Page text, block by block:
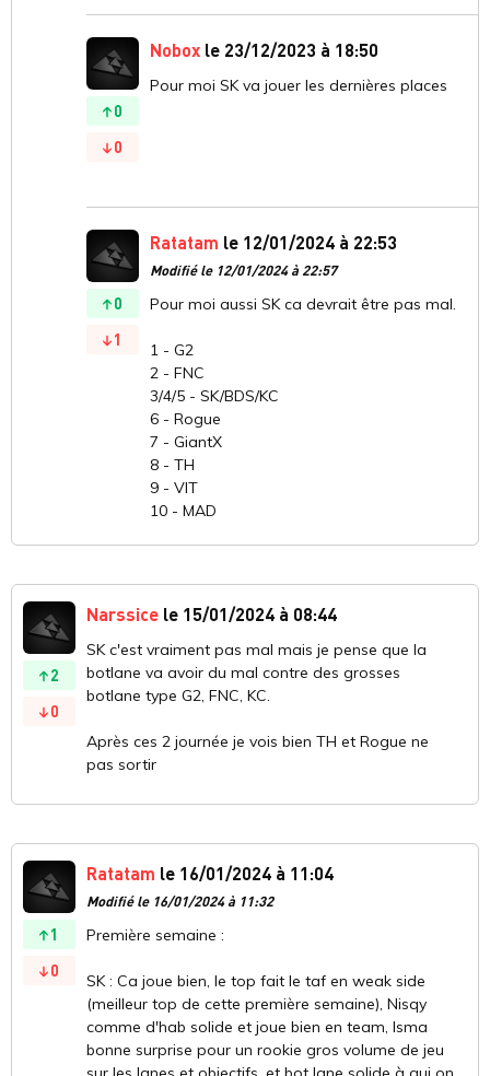
0
0
Nobox le 23/12/2023 à 18:50
Pour moi SK va jouer les dernières places
0
1
Ratatam le 12/01/2024 à 22:53
Modifié le 12/01/2024 à 22:57
Pour moi aussi SK ca devrait être pas mal.
1 - G2
2 - FNC
3/4/5 - SK/BDS/KC
6 - Rogue
7 - GiantX
8 - TH
9 - VIT
10 - MAD
2
0
Narssice le 15/01/2024 à 08:44
SK c'est vraiment pas mal mais je pense que la
botlane va avoir du mal contre des grosses
botlane type G2, FNC, KC.
Après ces 2 journée je vois bien TH et Rogue ne
pas sortir
1
0
Ratatam le 16/01/2024 à 11:04
Modifié le 16/01/2024 à 11:32
Première semaine :
SK : Ca joue bien, le top fait le taf en weak side
(meilleur top de cette première semaine), Nisqy
comme d'hab solide et joue bien en team, Isma
bonne surprise pour un rookie gros volume de jeu